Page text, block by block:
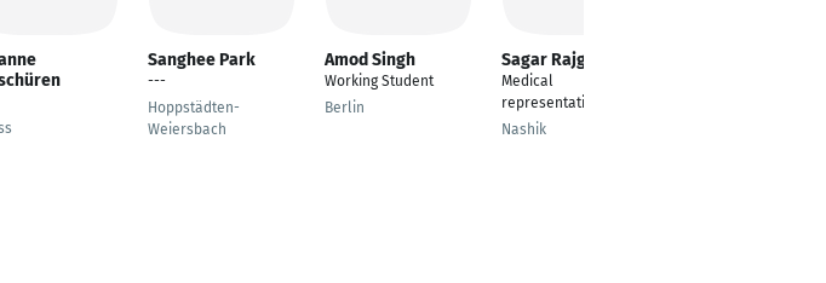
Sanghee Park
---
Hoppstädten-
Weiersbach
Amod Singh
Working Student
Berlin
Sagar Rajguru
Medical
representative
Nashik